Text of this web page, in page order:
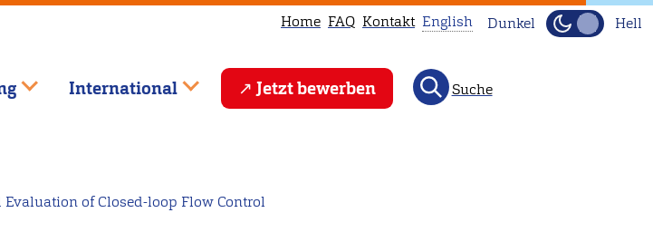
Home FAQ Kontakt
This
page
English Dunkel Hell
International Jetzt bewerben Suche
of Closed-loop Flow Control